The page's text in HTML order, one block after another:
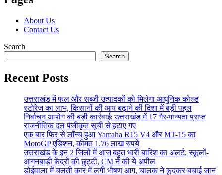
About Us
Contact Us
Search
Search
Recent Posts
उत्तराखंड में फल और सब्जी उत्पादकों को मिलेगा आधुनिक कोल्ड
स्टोरेज का लाभ, किसानों की आय बढ़ाने की दिशा में बड़ी पहल
निर्वाचन आयोग की बड़ी कार्रवाई: उत्तराखंड में 17 गैर-मान्यता प्राप्त
राजनीतिक दल पंजीकृत सूची से हटाए गए
एक बार फिर से लॉन्च हुआ Yamaha R15 V4 और MT-15 का
MotoGP एडिशन, कीमत 1.76 लाख रुपये
उत्तराखंड के इन 2 जिलों में आज बहुत भारी बारिश का अलर्ट, स्कूलों-
आंगनबाड़ी केंद्रों की छुट्टी, CM ने की ये अपील
डोईवाला में चलती कार में लगी भीषण आग, चालक ने कूदकर बचाई जान